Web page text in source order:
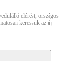
elérést, országos
keressük az új